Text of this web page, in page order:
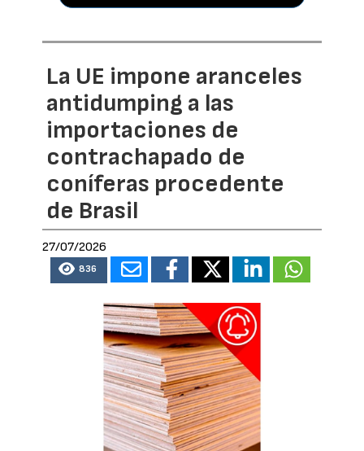
La UE impone aranceles
antidumping a las
importaciones de
contrachapado de
coníferas procedente
de Brasil
27/07/2026
836